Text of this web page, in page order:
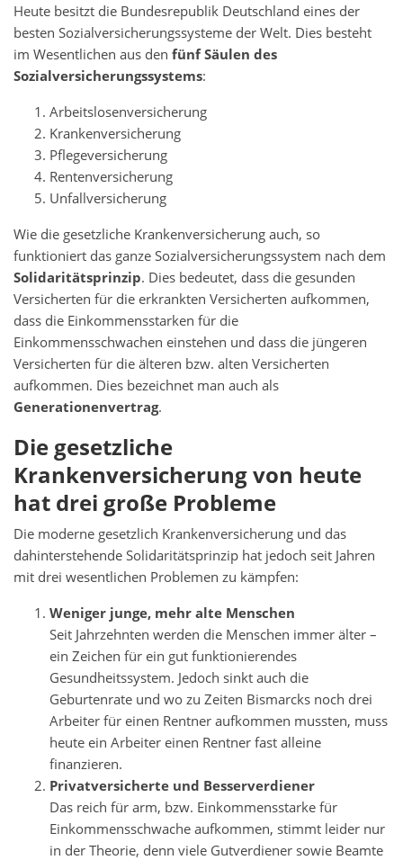
Heute besitzt die Bundesrepublik Deutschland eines der
besten Sozialversicherungssysteme der Welt. Dies besteht
im Wesentlichen aus den fünf Säulen des
Sozialversicherungssystems:
Arbeitslosenversicherung
Krankenversicherung
Pflegeversicherung
Rentenversicherung
Unfallversicherung
Wie die gesetzliche Krankenversicherung auch, so
funktioniert das ganze Sozialversicherungssystem nach dem
Solidaritätsprinzip. Dies bedeutet, dass die gesunden
Versicherten für die erkrankten Versicherten aufkommen,
dass die Einkommensstarken für die
Einkommensschwachen einstehen und dass die jüngeren
Versicherten für die älteren bzw. alten Versicherten
aufkommen. Dies bezeichnet man auch als
Generationenvertrag.
Die gesetzliche
Krankenversicherung von heute
hat drei große Probleme
Die moderne gesetzlich Krankenversicherung und das
dahinterstehende Solidaritätsprinzip hat jedoch seit Jahren
mit drei wesentlichen Problemen zu kämpfen:
Weniger junge, mehr alte Menschen
Seit Jahrzehnten werden die Menschen immer älter –
ein Zeichen für ein gut funktionierendes
Gesundheitssystem. Jedoch sinkt auch die
Geburtenrate und wo zu Zeiten Bismarcks noch drei
Arbeiter für einen Rentner aufkommen mussten, muss
heute ein Arbeiter einen Rentner fast alleine
finanzieren.
Privatversicherte und Besserverdiener
Das reich für arm, bzw. Einkommensstarke für
Einkommensschwache aufkommen, stimmt leider nur
in der Theorie, denn viele Gutverdiener sowie Beamte